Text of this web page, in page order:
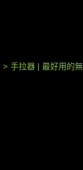
> 手拉器 | 最好用的